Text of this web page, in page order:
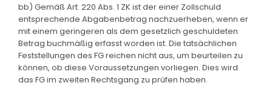
bb) Gemäß Art. 220 Abs. 1 ZK ist der einer Zollschuld
entsprechende Abgabenbetrag nachzuerheben, wenn er
mit einem geringeren als dem gesetzlich geschuldeten
Betrag buchmäßig erfasst worden ist. Die tatsächlichen
Feststellungen des FG reichen nicht aus, um beurteilen zu
können, ob diese Voraussetzungen vorliegen. Dies wird
das FG im zweiten Rechtsgang zu prüfen haben.